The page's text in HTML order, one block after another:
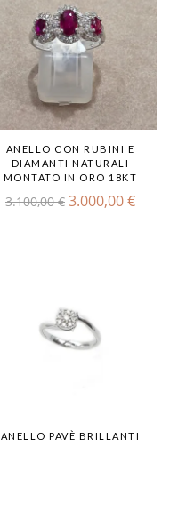
ANELLO CON RUBINI E
DIAMANTI NATURALI
MONTATO IN ORO 18KT
3.100,00€ 3.000,00€
ANELLO PAVÈ BRILLANTI